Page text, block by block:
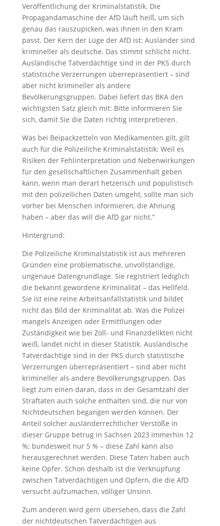
Veröffentlichung der Kriminalstatistik. Die
Propagandamaschine der AfD läuft heiß, um sich
genau das rauszupicken, was ihnen in den Kram
passt. Der Kern der Lüge der AfD ist: Ausländer sind
krimineller als deutsche. Das stimmt schlicht nicht.
Ausländische Tatverdächtige sind in der PKS durch
statistische Verzerrungen überrepräsentiert – sind
aber nicht krimineller als andere
Bevölkerungsgruppen. Dabei liefert das BKA den
wichtigsten Satz gleich mit: Bitte informieren Sie
sich, damit Sie die Daten richtig interpretieren.
Was bei Beipackzetteln von Medikamenten gilt, gilt
auch für die Polizeiliche Kriminalstatistik: Weil es
Risiken der Fehlinterpretation und Nebenwirkungen
für den gesellschaftlichen Zusammenhalt geben
kann, wenn man derart hetzerisch und populistisch
mit den polizeilichen Daten umgeht, sollte man sich
vorher bei Menschen informieren, die Ahnung
haben – aber das will die AfD gar nicht.”
Hintergrund:
Die Polizeiliche Kriminalstatistik ist aus mehreren
Gründen eine problematische, unvollständige,
ungenaue Datengrundlage. Sie registriert lediglich
die bekannt gewordene Kriminalität – das Hellfeld.
Sie ist eine reine Arbeitsanfallstatistik und bildet
nicht das Bild der Kriminalität ab. Was die Polizei
mangels Anzeigen oder Ermittlungen oder
Zuständigkeit wie bei Zoll- und Finanzdelikten nicht
weiß, landet nicht in dieser Statistik. Ausländische
Tatverdächtige sind in der PKS durch statistische
Verzerrungen überrepräsentiert – sind aber nicht
krimineller als andere Bevölkerungsgruppen. Das
liegt zum einen daran, dass in der Gesamtzahl der
Straftaten auch solche enthalten sind, die nur von
Nichtdeutschen begangen werden können. Der
Anteil solcher ausländerrechtlicher Verstöße in
dieser Gruppe betrug in Sachsen 2023 immerhin 12
%; bundesweit nur 5 % – diese Zahl kann also
herausgerechnet werden. Diese Taten haben auch
keine Opfer. Schon deshalb ist die Verknüpfung
zwischen Tatverdächtigen und Opfern, die die AfD
versucht aufzumachen, völliger Unsinn.
Zum anderen wird gern übersehen, dass die Zahl
der nichtdeutschen Tatverdächtigen aus